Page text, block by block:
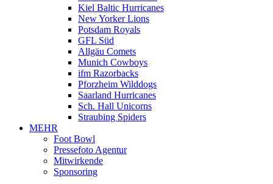
Kiel Baltic Hurricanes
New Yorker Lions
Potsdam Royals
GFL Süd
Allgäu Comets
Munich Cowboys
ifm Razorbacks
Pforzheim Wilddogs
Saarland Hurricanes
Sch. Hall Unicorns
Straubing Spiders
MEHR
Foot Bowl
Pressefoto Agentur
Mitwirkende
Sponsoring